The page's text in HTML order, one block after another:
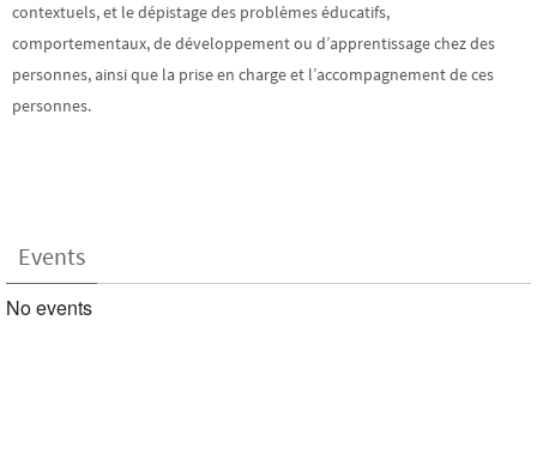
contextuels, et le dépistage des problèmes éducatifs,
comportementaux, de développement ou d’apprentissage chez des
personnes, ainsi que la prise en charge et l’accompagnement de ces
personnes.
Events
No events